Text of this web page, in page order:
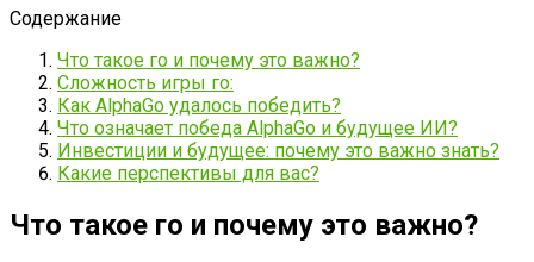
Содержание
Что такое го и почему это важно?
Сложность игры го:
Как AlphaGo удалось победить?
Что означает победа AlphaGo и будущее ИИ?
Инвестиции и будущее: почему это важно знать?
Какие перспективы для вас?
Что такое го и почему это важно?